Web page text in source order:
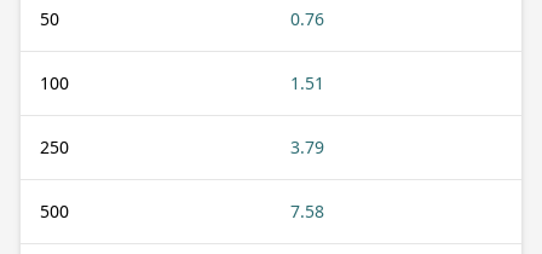
50 0.76
100 1.51
250 3.79
500 7.58